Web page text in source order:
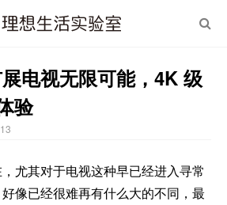
电视无限可能，4K 级
验
尤其对于电视这种早已经进入寻常
像已经很难再有什么大的不同，最